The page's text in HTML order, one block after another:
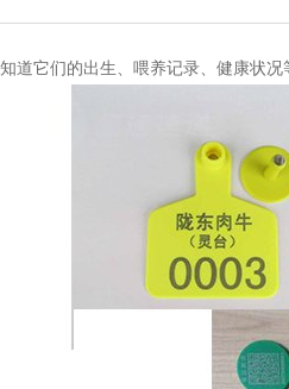
道它们的出生、喂养记录、健康状